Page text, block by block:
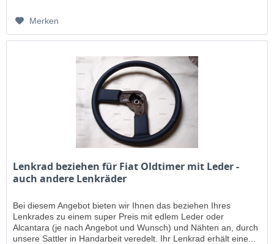
Merken
Lenkrad beziehen für Fiat Oldtimer mit Leder -
auch andere Lenkräder
Bei diesem Angebot bieten wir Ihnen das beziehen Ihres
Lenkrades zu einem super Preis mit edlem Leder oder
Alcantara (je nach Angebot und Wunsch) und Nähten an, durch
unsere Sattler in Handarbeit veredelt. Ihr Lenkrad erhält eine...